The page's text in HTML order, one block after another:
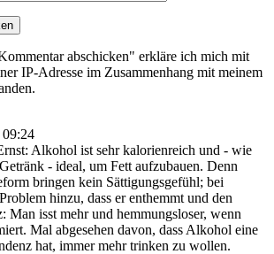
abschicken" erkläre ich mich mit
IP-Adresse im Zusammenhang mit meinem
Alkohol ist sehr kalorienreich und - wie
- ideal, um Fett aufzubauen. Denn
bringen kein Sättigungsgefühl; bei
hinzu, dass er enthemmt und den
Man isst mehr und hemmungsloser, wenn
Mal abgesehen davon, dass Alkohol eine
hat, immer mehr trinken zu wollen.